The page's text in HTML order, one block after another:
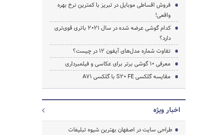
فروش اقساطی موبایل در تبریز با کمترین نرخ بهره
واقعی!
کدام گوشی عرضه شده در سال 2021 باتری قوی‌تری
دارد؟
تفاوت شماره مدل‌های آیفون ۱۲ در چیست؟
معرفی ۱۰ گوشی برتر برای عکاسی و فیلمبرداری
مقایسه گلکسی S20 FE با گلکسی A71
اخبار ویژه
طراحی سایت در اصفهان بهترین شیوه تبلیغات